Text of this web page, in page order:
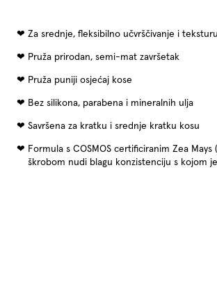
Za srednje, fleksibilno učvrščivanje i teksturu
Pruža prirodan, semi-mat završetak
Pruža puniji osjećaj kose
Bez silikona, parabena i mineralnih ulja
Savršena za kratku i srednje kratku kosu
Formula s COSMOS certificiranim Zea Mays
škrobom nudi blagu konzistenciju s kojom